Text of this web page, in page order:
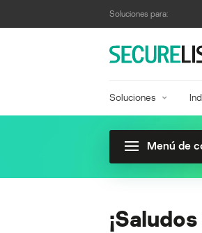
Soluciones para:
Soluciones
Menú de